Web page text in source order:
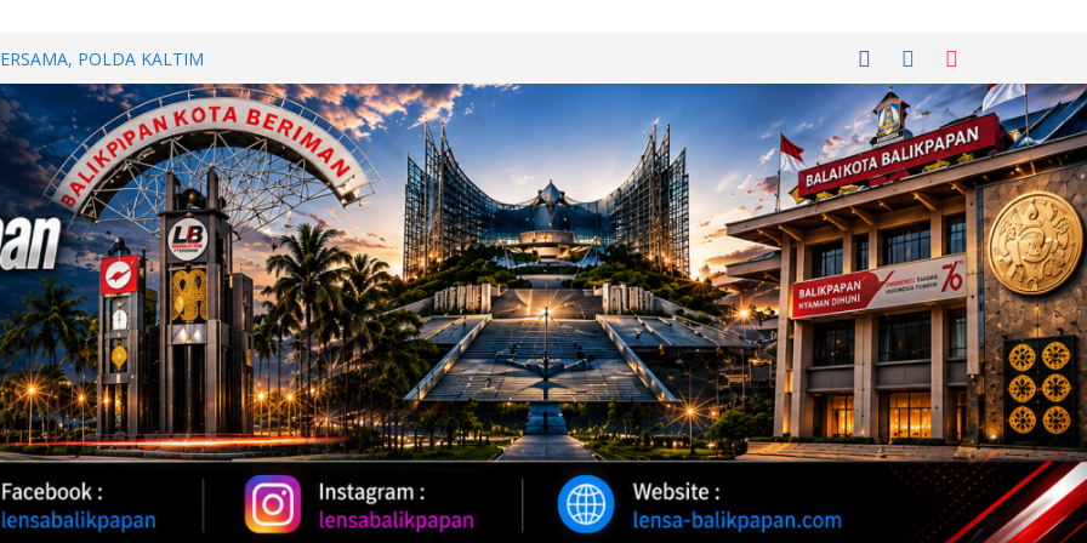
POLDA KALTIM
KEBUGARAN PERSONEL
Provinsi Jawa Tengah Jajaki
Oil 2026, Kapolda Kaltim
Karhutla
DI JALAN PATTIMURA
WARGA MINTA SEGERA
Kemitraan dengan
Melalui Silaturahmi dan